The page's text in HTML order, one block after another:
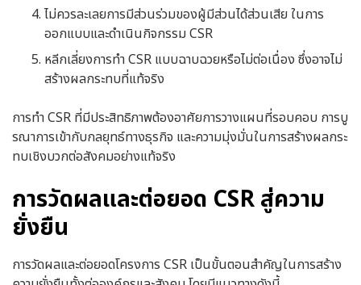
ไม่ควรละเลยการมีส่วนร่วมของผู้มีส่วนได้ส่วนเสีย ในการ
ออกแบบและดำเนินกิจกรรม CSR
หลีกเลี่ยงการทำ CSR แบบฉาบฉวยหรือไม่ต่อเนื่อง ซึ่งอาจไม่
สร้างผลกระทบที่แท้จริง
การทำ CSR ที่มีประสิทธิภาพต้องอาศัยการวางแผนที่รอบคอบ การบู
รณาการเข้ากับกลยุทธ์ทางธุรกิจ และความมุ่งมั่นในการสร้างผลกระ
ทบเชิงบวกต่อสังคมอย่างแท้จริง
การวัดผลและต่อยอด CSR สู่ความ
ยั่งยืน
การวัดผลและต่อยอดโครงการ CSR เป็นขั้นตอนสำคัญในการสร้าง